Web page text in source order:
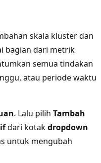
skala kluster dan
bagian dari metrik
semua tindakan
atau periode waktu
. Lalu pilih Tambah
dari kotakdropdown
untuk mengubah